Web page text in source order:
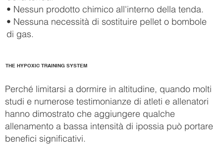
• Nessun prodotto chimico all'interno della tenda.
• Nessuna necessità di sostituire pellet o bombole
di gas.
THE HYPOXIC TRAINING SYSTEM
Perché limitarsi a dormire in altitudine, quando molti
studi e numerose testimonianze di atleti e allenatori
hanno dimostrato che aggiungere qualche
allenamento a bassa intensità di ipossia può portare
benefici significativi.